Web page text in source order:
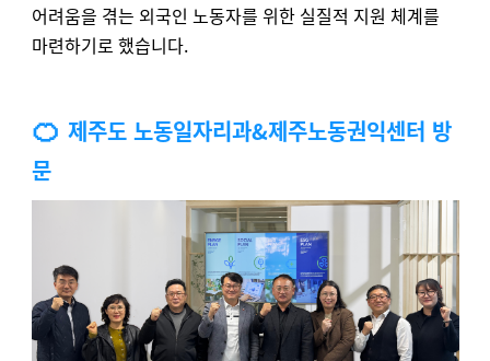
어려움을 겪는 외국인 노동자를 위한 실질적 지원 체계를
마련하기로 했습니다.
🍊 제주도 노동일자리과&제주노동권익센터 방
문